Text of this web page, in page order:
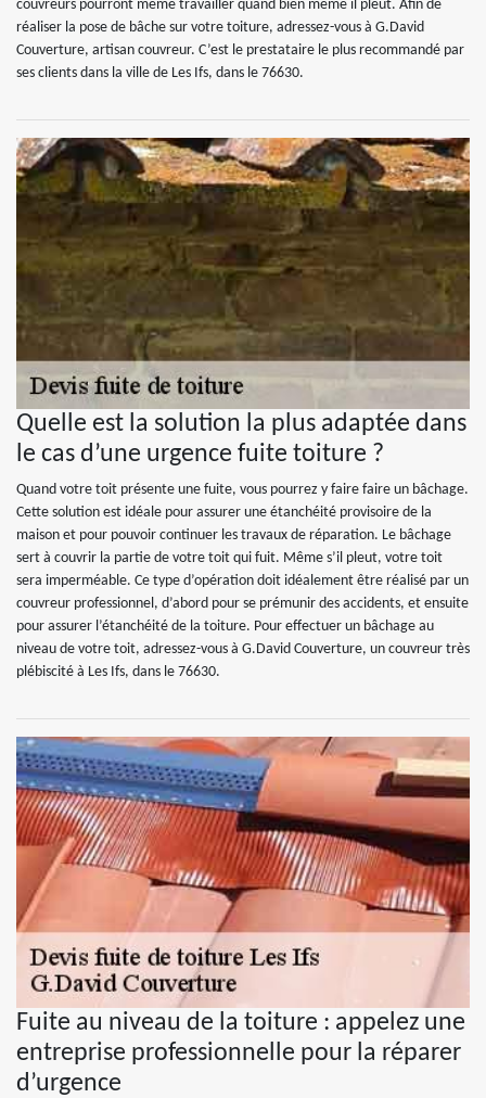
couvreurs pourront même travailler quand bien même il pleut. Afin de
réaliser la pose de bâche sur votre toiture, adressez-vous à G.David
Couverture, artisan couvreur. C’est le prestataire le plus recommandé par
ses clients dans la ville de Les Ifs, dans le 76630.
Quelle est la solution la plus adaptée dans
le cas d’une urgence fuite toiture ?
Quand votre toit présente une fuite, vous pourrez y faire faire un bâchage.
Cette solution est idéale pour assurer une étanchéité provisoire de la
maison et pour pouvoir continuer les travaux de réparation. Le bâchage
sert à couvrir la partie de votre toit qui fuit. Même s’il pleut, votre toit
sera imperméable. Ce type d’opération doit idéalement être réalisé par un
couvreur professionnel, d’abord pour se prémunir des accidents, et ensuite
pour assurer l’étanchéité de la toiture. Pour effectuer un bâchage au
niveau de votre toit, adressez-vous à G.David Couverture, un couvreur très
plébiscité à Les Ifs, dans le 76630.
Fuite au niveau de la toiture : appelez une
entreprise professionnelle pour la réparer
d’urgence